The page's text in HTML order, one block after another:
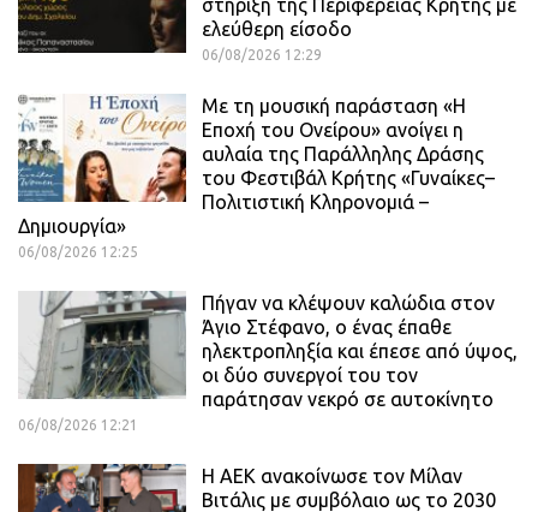
στήριξη της Περιφέρειας Κρήτης με
ελεύθερη είσοδο
06/08/2026 12:29
Με τη μουσική παράσταση «Η
Εποχή του Ονείρου» ανοίγει η
αυλαία της Παράλληλης Δράσης
του Φεστιβάλ Κρήτης «Γυναίκες–
Πολιτιστική Κληρονομιά –
Δημιουργία»
06/08/2026 12:25
Πήγαν να κλέψουν καλώδια στον
Άγιο Στέφανο, ο ένας έπαθε
ηλεκτροπληξία και έπεσε από ύψος,
οι δύο συνεργοί του τον
παράτησαν νεκρό σε αυτοκίνητο
06/08/2026 12:21
H ΑΕΚ ανακοίνωσε τον Μίλαν
Βιτάλις με συμβόλαιο ως το 2030